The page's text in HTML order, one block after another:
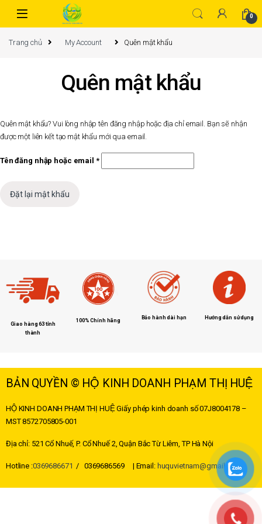
0
Trang chủ My Account Quên mật khẩu
Quên mật khẩu
Quên mật khẩu? Vui lòng nhập tên đăng nhập hoặc địa chỉ email. Bạn sẽ nhận
được một liên kết tạo mật khẩu mới qua email.
Tên đăng nhập hoặc email *
Đặt lại mật khẩu
Giao hàng 63 tỉnh
thành
100% Chính hãng Bảo hành dài hạn Hướng dẫn sử dụng
BẢN QUYỀN © HỘ KINH DOANH PHẠM THỊ HUỆ
HỘ KINH DOANH PHẠM THỊ HUỆGiấy phép kinh doanh số 07J8004178 –
MST8572705805-001
Địa chỉ: 521 Cổ Nhuế, P. Cổ Nhuế 2, Quận Bắc Từ Liêm, TP Hà Nội
Hotline :0369686671 / 0369686569 | Email: huquvietnam@gmail.com